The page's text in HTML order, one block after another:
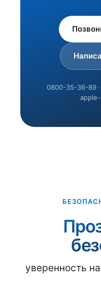
0800-35-36-89 ·
уверенность